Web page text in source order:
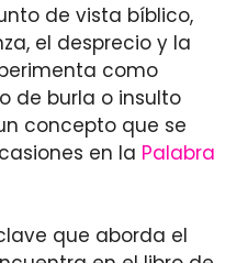
de vista bíblico,
el desprecio y la
como
de burla o insulto
concepto que se
en la Palabra
que aborda el